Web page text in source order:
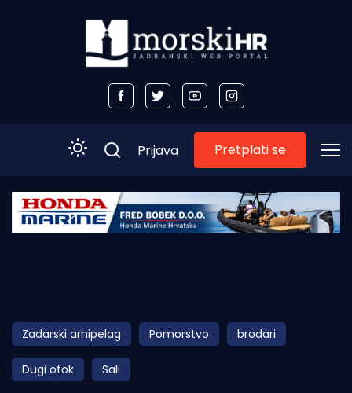
Početna
Obala
Otoci
Turizam i nautika
Prijava Pretplati se
Zadarski arhipelag Pomorstvo brodari
Dugi otok Sali